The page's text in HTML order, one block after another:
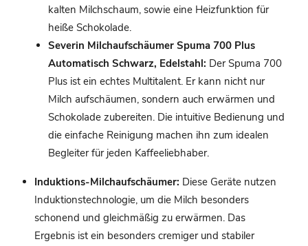
kalten Milchschaum, sowie eine Heizfunktion für
heiße Schokolade.
Severin Milchaufschäumer Spuma 700 Plus
Automatisch Schwarz, Edelstahl: Der Spuma 700
Plus ist ein echtes Multitalent. Er kann nicht nur
Milch aufschäumen, sondern auch erwärmen und
Schokolade zubereiten. Die intuitive Bedienung und
die einfache Reinigung machen ihn zum idealen
Begleiter für jeden Kaffeeliebhaber.
Induktions-Milchaufschäumer: Diese Geräte nutzen
Induktionstechnologie, um die Milch besonders
schonend und gleichmäßig zu erwärmen. Das
Ergebnis ist ein besonders cremiger und stabiler